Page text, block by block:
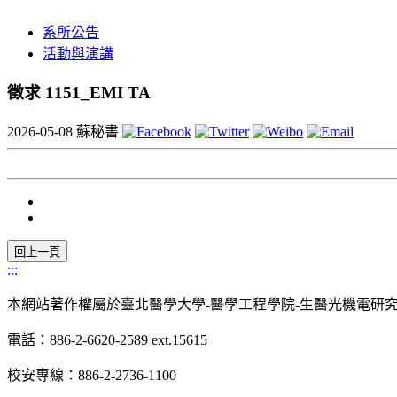
系所公告
活動與演講
徵求 1151_EMI TA
2026-05-08 蘇秘書
:::
本網站著作權屬於臺北醫學大學-醫學工程學院-生醫光機電研
電話：886-2-6620-2589 ext.15615
校安專線：886-2-2736-1100